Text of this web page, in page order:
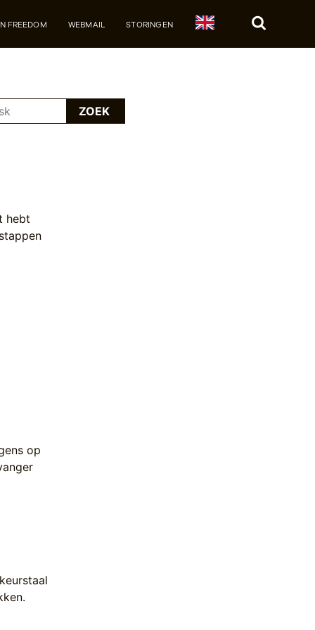
FREEDOM WEBMAIL STORINGEN
ZOEK
hebt
op